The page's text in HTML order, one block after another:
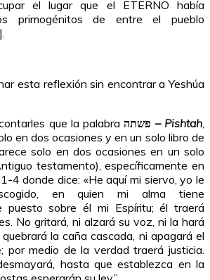
el lugar que el ETERNO había
primogénitos de entre el pueblo
].
esta reflexión sin encontrar a Yeshúa
que la palabra
פשתה – Pishtah,
en dos ocasiones y en un solo libro de
solo en dos ocasiones en un solo
testamento), específicamente en
4 donde dice: «He aquí mi siervo, yo le
en quien mi alma tiene
puesto sobre él mi Espíritu; él traerá
No gritará, ni alzará su voz, ni la hará
la caña cascada, ni apagará el
por medio de la verdad traerá justicia.
hasta que establezca en la